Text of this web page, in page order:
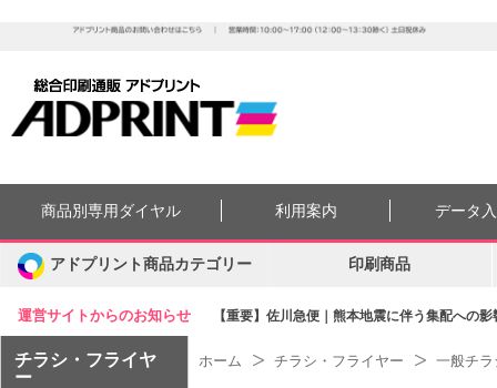
運営サイトからのお知らせ 【重要】佐川急便｜熊本地震に伴う集配への
商品別専用ダイヤル 利用案内 データ
アドプリント商品カテゴリー 印刷商品
チラシ・フライヤ
ー
ホーム チラシ・フライヤー 一般チ